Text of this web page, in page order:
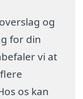
og
for din
vi at
os kan